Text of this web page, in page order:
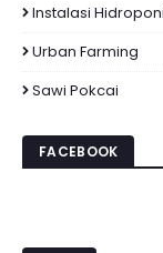
Instalasi
Urban Farming
Sawi Pokcai
FACEBOOK